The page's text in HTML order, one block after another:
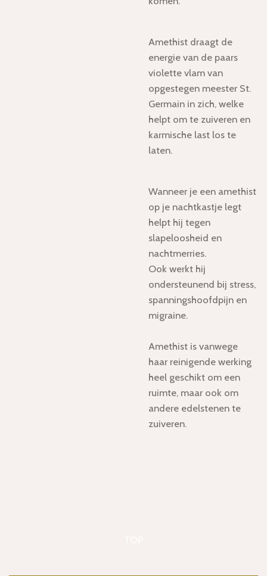
Amethist draagt de
energie van de paars
violette vlam van
opgestegen meester St.
Germain in zich, welke
helpt om te zuiveren en
karmische last los te
laten.
Wanneer je een amethist
op je nachtkastje legt
helpt hij tegen
slapeloosheid en
nachtmerries.
Ook werkt hij
ondersteunend bij stress,
spanningshoofdpijn en
migraine.
Amethist is vanwege
haar reinigende werking
heel geschikt om een
ruimte, maar ook om
andere edelstenen te
zuiveren.